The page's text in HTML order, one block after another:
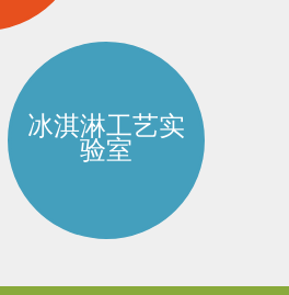
冰淇淋工艺实
验室